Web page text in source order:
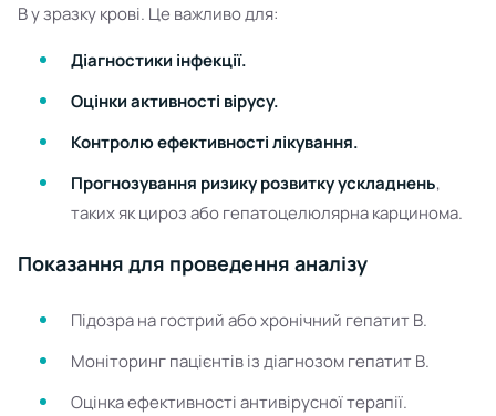
В у зразку крові. Це важливо для:
Діагностики інфекції.
Оцінки активності вірусу.
Контролю ефективності лікування.
Прогнозування ризику розвитку ускладнень,
таких як цироз або гепатоцелюлярна карцинома.
Показання для проведення аналізу
Підозра на гострий або хронічний гепатит В.
Моніторинг пацієнтів із діагнозом гепатит В.
Оцінка ефективності антивірусної терапії.